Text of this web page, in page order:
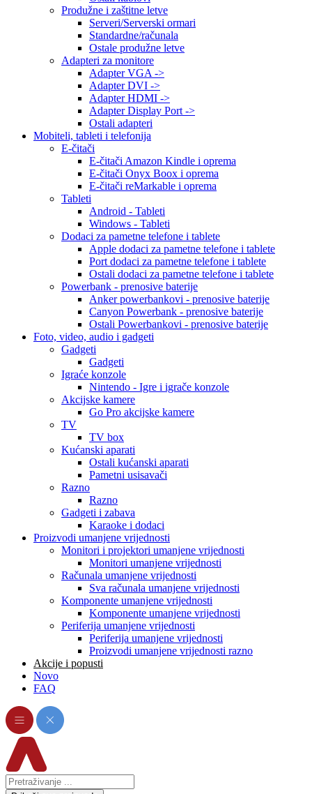
Produžne i zaštitne letve
Serveri/Serverski ormari
Standardne/računala
Ostale produžne letve
Adapteri za monitore
Adapter VGA ->
Adapter DVI ->
Adapter HDMI ->
Adapter Display Port ->
Ostali adapteri
Mobiteli, tableti i telefonija
E-čitači
E-čitači Amazon Kindle i oprema
E-čitači Onyx Boox i oprema
E-čitači reMarkable i oprema
Tableti
Android - Tableti
Windows - Tableti
Dodaci za pametne telefone i tablete
Apple dodaci za pametne telefone i tablete
Port dodaci za pametne telefone i tablete
Ostali dodaci za pametne telefone i tablete
Powerbank - prenosive baterije
Anker powerbankovi - prenosive baterije
Canyon Powerbank - prenosive baterije
Ostali Powerbankovi - prenosive baterije
Foto, video, audio i gadgeti
Gadgeti
Gadgeti
Igraće konzole
Nintendo - Igre i igrače konzole
Akcijske kamere
Go Pro akcijske kamere
TV
TV box
Kućanski aparati
Ostali kućanski aparati
Pametni usisavači
Razno
Razno
Gadgeti i zabava
Karaoke i dodaci
Proizvodi umanjene vrijednosti
Monitori i projektori umanjene vrijednosti
Monitori umanjene vrijednosti
Računala umanjene vrijednosti
Sva računala umanjene vrijednosti
Komponente umanjene vrijednosti
Komponente umanjene vrijednosti
Periferija umanjene vrijednosti
Periferija umanjene vrijednosti
Proizvodi umanjene vrijednosti razno
Akcije i popusti
Novo
FAQ